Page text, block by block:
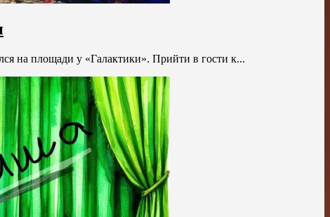
на площади у «Галактики». Прийти в гости к...